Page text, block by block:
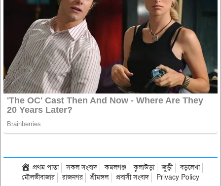
প্রথম পাতা সকল সংবাদ কমলগঞ্জ কুলাউড়া জুড়ী
বড়লেখা
মৌলভীবাজার
রাজনগর শ্রীমঙ্গল প্রবাসী সংবাদ Privacy Policy